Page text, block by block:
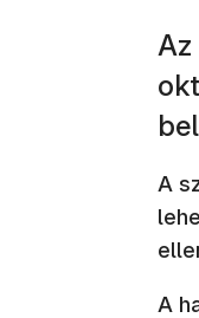
Az
A
A